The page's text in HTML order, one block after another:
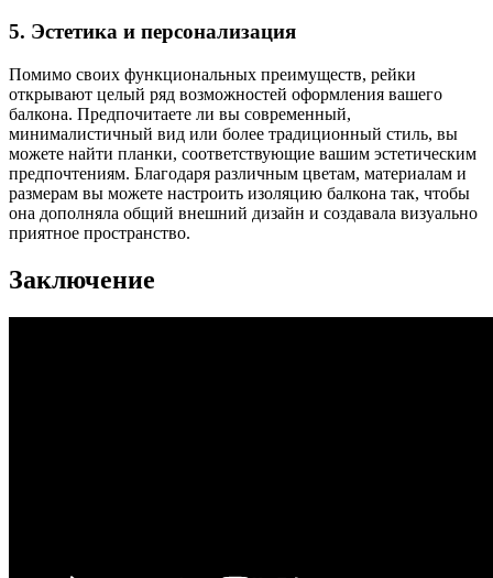
5. Эстетика и персонализация
Помимо своих функциональных преимуществ, рейки
открывают целый ряд возможностей оформления вашего
балкона. Предпочитаете ли вы современный,
минималистичный вид или более традиционный стиль, вы
можете найти планки, соответствующие вашим эстетическим
предпочтениям. Благодаря различным цветам, материалам и
размерам вы можете настроить изоляцию балкона так, чтобы
она дополняла общий внешний дизайн и создавала визуально
приятное пространство.
Заключение